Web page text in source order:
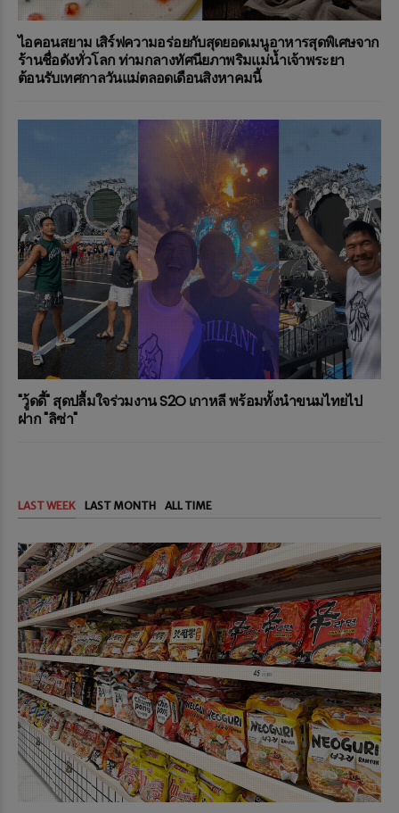
ไอคอนสยาม เสิร์ฟความอร่อยกับสุดยอดเมนูอาหารสุดพิเศษจาก
ร้านชื่อดังทั่วโลก ท่ามกลางทัศนียภาพริมแม่น้ำเจ้าพระยา
ต้อนรับเทศกาลวันแม่ตลอดเดือนสิงหาคมนี้
"วู้ดดี้" สุดปลื้มใจร่วมงาน S2O เกาหลี พร้อมทั้งนำขนมไทยไป
ฝาก "ลิซ่า"
LAST WEEK LAST MONTH ALL TIME